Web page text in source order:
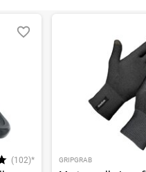
(102)* GRIPGRAB